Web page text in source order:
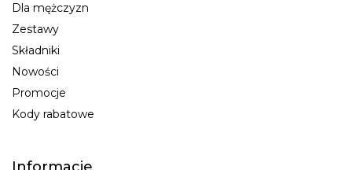
Dla mężczyzn
Zestawy
Składniki
Nowości
Promocje
Kody rabatowe